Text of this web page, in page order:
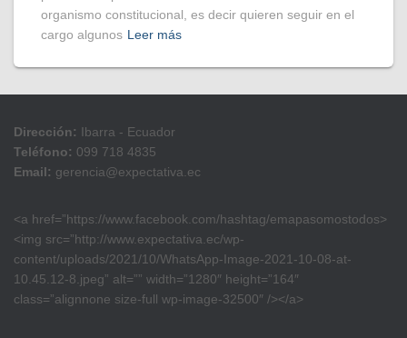
organismo constitucional, es decir quieren seguir en el
cargo algunos Leer más
Dirección: Ibarra - Ecuador
Teléfono: 099 718 4835
Email: gerencia@expectativa.ec
<a href=”https://www.facebook.com/hashtag/emapasomostodos>
<img src=”http://www.expectativa.ec/wp-
content/uploads/2021/10/WhatsApp-Image-2021-10-08-at-
10.45.12-8.jpeg” alt=”” width=”1280″ height=”164″
class=”alignnone size-full wp-image-32500″ /></a>